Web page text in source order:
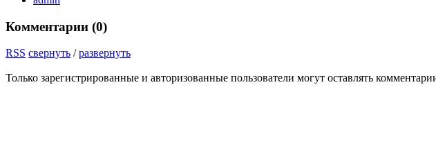
Комментарии (0)
RSS свернуть /развернуть
Только зарегистрированные и авторизованные пользователи могут оставлять